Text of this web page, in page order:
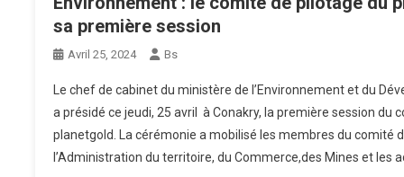
sa première session
Avril 25, 2024 Bs
Le chef de cabinet du ministère de l’Environnement et du
a présidé ce jeudi, 25 avril à Conakry, la première session du
planetgold. La cérémonie a mobilisé les membres du comité
l’Administration du territoire, du Commerce,des Mines et les